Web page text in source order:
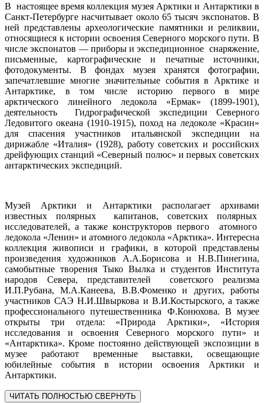
В настоящее время коллекция музея Арктики и Антарктики в
Санкт-Петербурге насчитывает около 65 тысяч экспонатов. В
ней представлены археологические памятники и реликвии,
относящиеся к истории освоения Северного морского пути. В
числе экспонатов — приборы и экспедиционное снаряжение,
письменные, картографические и печатные источники,
фотодокументы. В фондах музея хранятся фотографии,
запечатлевшие многие значительные события в Арктике и
Антарктике, в том числе историю первого в мире
арктического линейного ледокола «Ермак» (1899-1901),
деятельность Гидрографической экспедиции Северного
Ледовитого океана (1910-1915), поход на ледоколе «Красин»
для спасения участников итальянской экспедиции на
дирижабле «Италия» (1928), работу советских и российских
дрейфующих станций «Северный полюс» и первых советских
антарктических экспедиций.
Музей Арктики и Антарктики располагает архивами
известных полярных капитанов, советских полярных
исследователей, а также конструкторов первого атомного
ледокола «Ленин» и атомного ледокола «Арктика». Интересна
коллекция живописи и графики, в которой представлены
произведения художников А.А.Борисова и Н.В.Пинегина,
самобытные творения Тыко Вылка и студентов Института
народов Севера, представителей советского реализма
И.П.Рубана, М.А.Канеева, В.В.Фоменко и других, работы
участников САЭ Н.И.Швыркова и В.И.Костырского, а также
профессионального путешественника Ф.Конюхова. В музее
открыты три отдела: «Природа Арктики», «История
исследования и освоения Северного морского пути» и
«Антарктика». Кроме постоянно действующей экспозиции в
музее работают временные выставки, освещающие
юбилейные события в истории освоения Арктики и
Антарктики.
ЧИТАТЬ ПОЛНОСТЬЮ СВЕРНУТЬ